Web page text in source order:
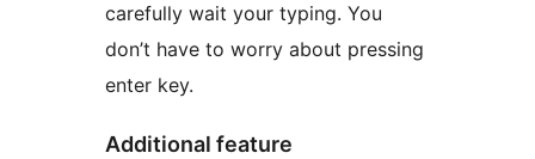
carefully wait your typing. You
don’t have to worry about pressing
enter key.
Additional feature